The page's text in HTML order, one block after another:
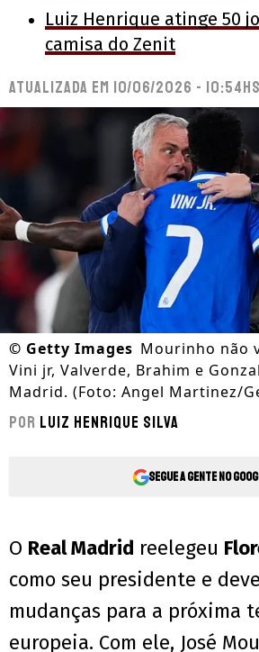
Luiz Henrique atinge 50
camisa do Zenit
Atualizada em 10/06/2026 -
© Getty Images Mourinho não
Vini jr, Valverde, Brahim e
Madrid. (Foto: Angel Martinez/
Por Luiz Henrique Silva
Segue a gente no
O Real Madrid reelegeu
como seu presidente e
mudanças para a próxima
europeia. Com ele, José